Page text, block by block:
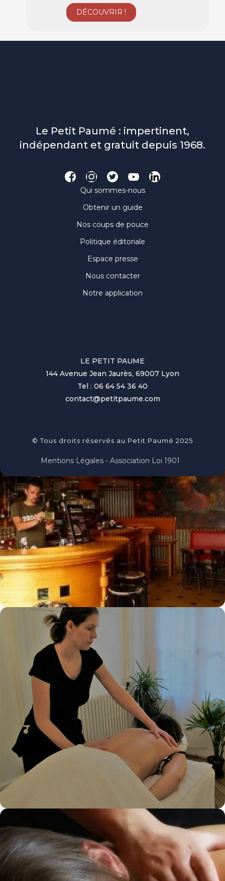
Le Petit Paumé : impertinent,
indépendant et gratuit depuis 1968.
Qui sommes-nous
Obtenir un guide
Nos coups de pouce
Politique éditoriale
Espace presse
Nous contacter
Notre application
LE PETIT PAUME
144 Avenue Jean Jaurès, 69007 Lyon
Tel : 06 64 54 36 40
contact@petitpaume.com
© Tous droits réservés au Petit Paumé 2025
Mentions Légales - Association Loi 1901